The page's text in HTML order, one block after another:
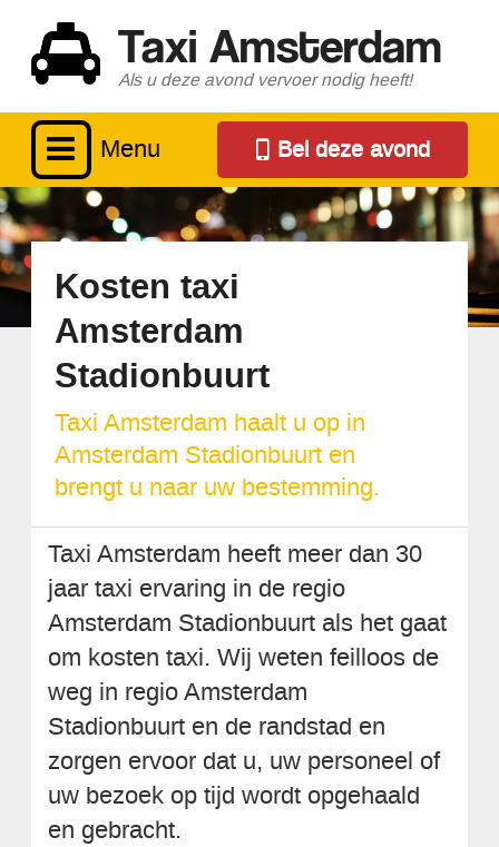
Taxi Amsterdam
Als u deze avond vervoer nodig heeft!
Menu Bel deze avond
Kosten taxi
Amsterdam
Stadionbuurt
Taxi Amsterdam haalt u op in
Amsterdam Stadionbuurt en
brengt u naar uw bestemming.
Taxi Amsterdam heeft meer dan 30
jaar taxi ervaring in de regio
Amsterdam Stadionbuurt als het gaat
om kosten taxi. Wij weten feilloos de
weg in regio Amsterdam
Stadionbuurt en de randstad en
zorgen ervoor dat u, uw personeel of
uw bezoek op tijd wordt opgehaald
en gebracht.